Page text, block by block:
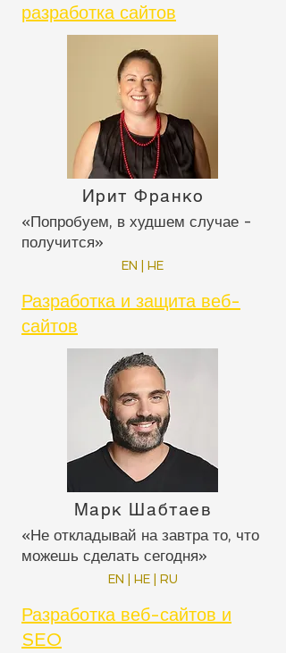
разработка сайтов
Ирит Франко
«Попробуем, в худшем случае -
получится»
EN | HE
Разработка и защита веб-
сайтов
Марк Шабтаев
«Не откладывай на завтра то, что
можешь сделать сегодня»
EN | HE | RU
Разработка веб-сайтов и
SEO